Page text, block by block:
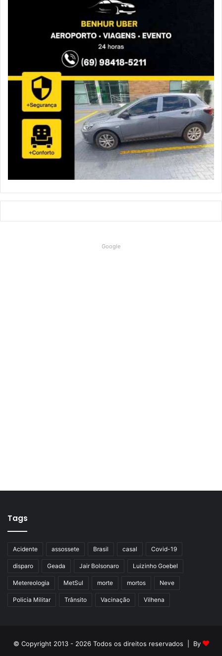
Google
Tags
Acidente assossete Brasil casal Covid-19
disparo Geada Jair Bolsonaro Luizinho Goebel
Metereologia MetSul morte mortos Neve
Policia Militar Trânsito Vacinação Vilhena
© Copyright 2013 - 2026 Todos os direitos reservados | By